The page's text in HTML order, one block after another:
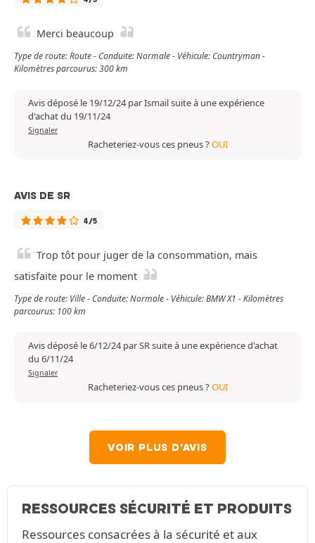
Merci beaucoup
Type de route: Route - Conduite: Normale - Véhicule: Countryman -
Kilomètres parcourus: 300 km
Avis déposé le 19/12/24 par Ismail suite à une expérience
d'achat du 19/11/24
Signaler
Racheteriez-vous ces pneus ?OUI
AVIS DE SR
4/5
Trop tôt pour juger de la consommation, mais
satisfaite pour le moment
Type de route: Ville - Conduite: Normale - Véhicule: BMW X1 - Kilomètres
parcourus: 100 km
Avis déposé le 6/12/24 par SR suite à une expérience d'achat
du 6/11/24
Signaler
Racheteriez-vous ces pneus ?OUI
VOIR PLUS D'AVIS
RESSOURCES SÉCURITÉ ET PRODUITS
Ressources consacrées à la sécurité et aux